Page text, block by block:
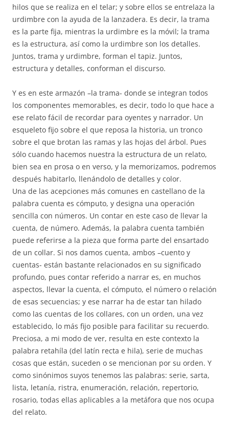
hilos que se realiza en el telar; y sobre ellos se entrelaza la
urdimbre con la ayuda de la lanzadera. Es decir, la trama
es la parte fija, mientras la urdimbre es la móvil; la trama
es la estructura, así como la urdimbre son los detalles.
Juntos, trama y urdimbre, forman el tapiz. Juntos,
estructura y detalles, conforman el discurso.
Y es en este armazón –la trama- donde se integran todos
los componentes memorables, es decir, todo lo que hace a
ese relato fácil de recordar para oyentes y narrador. Un
esqueleto fijo sobre el que reposa la historia, un tronco
sobre el que brotan las ramas y las hojas del árbol. Pues
sólo cuando hacemos nuestra la estructura de un relato,
bien sea en prosa o en verso, y la memorizamos, podremos
después habitarlo, llenándolo de detalles y color.
Una de las acepciones más comunes en castellano de la
palabra cuenta es cómputo, y designa una operación
sencilla con números. Un contar en este caso de llevar la
cuenta, de número. Además, la palabra cuenta también
puede referirse a la pieza que forma parte del ensartado
de un collar. Si nos damos cuenta, ambos –cuento y
cuentas- están bastante relacionados en su significado
profundo, pues contar referido a narrar es, en muchos
aspectos, llevar la cuenta, el cómputo, el número o relación
de esas secuencias; y ese narrar ha de estar tan hilado
como las cuentas de los collares, con un orden, una vez
establecido, lo más fijo posible para facilitar su recuerdo.
Preciosa, a mi modo de ver, resulta en este contexto la
palabra retahíla (del latín recta e hila), serie de muchas
cosas que están, suceden o se mencionan por su orden. Y
como sinónimos suyos tenemos las palabras: serie, sarta,
lista, letanía, ristra, enumeración, relación, repertorio,
rosario, todas ellas aplicables a la metáfora que nos ocupa
del relato.